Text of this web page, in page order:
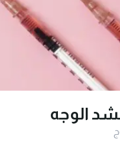
الوجه